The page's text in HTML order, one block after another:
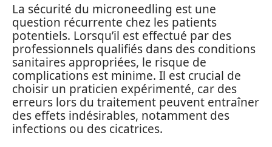
La sécurité du microneedling est une
question récurrente chez les patients
potentiels. Lorsqu’il est effectué par des
professionnels qualifiés dans des conditions
sanitaires appropriées, le risque de
complications est minime. Il est crucial de
choisir un praticien expérimenté, car des
erreurs lors du traitement peuvent entraîner
des effets indésirables, notamment des
infections ou des cicatrices.